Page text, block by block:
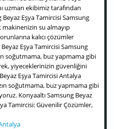
uzman ekibimiz tarafından
Eşya Tamircisi Samsung
makinenizin su almayıp
kalıcı çözümler
Eşya Tamircisi Samsung
soğutmama, buz yapmama gibi
yiyeceklerinizin güvenliğini
Eşya Tamircisi Antalya
soğutmama, buz yapmama gibi
Konyaaltı Samsung Beyaz
Tamircisi: Güvenilir Çözümler,